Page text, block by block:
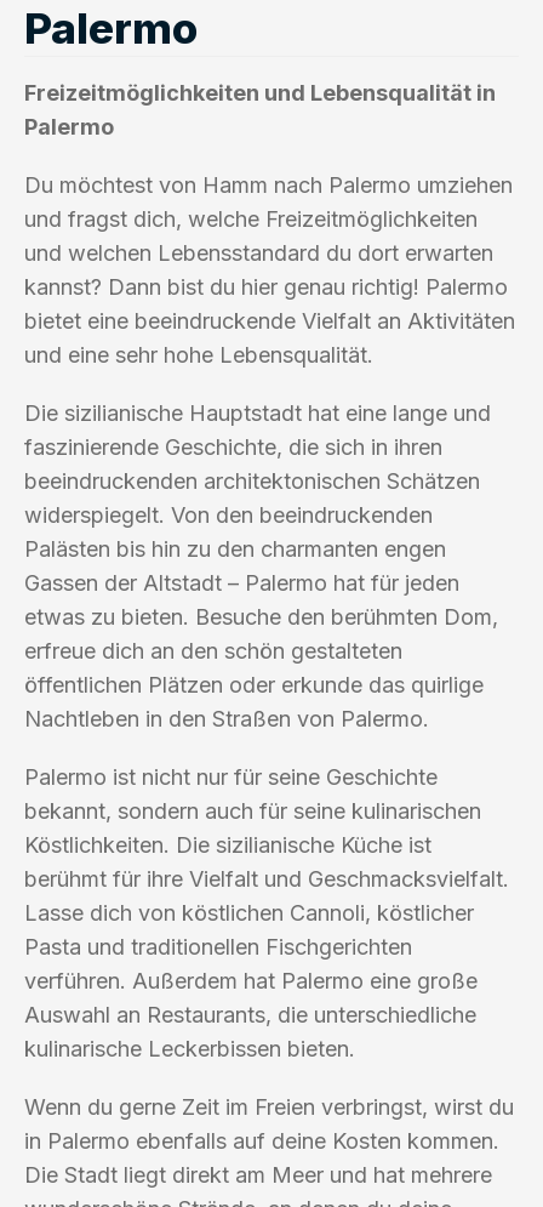
Palermo
Freizeitmöglichkeiten und Lebensqualität in
Palermo
Du möchtest von Hamm nach Palermo umziehen
und fragst dich, welche Freizeitmöglichkeiten
und welchen Lebensstandard du dort erwarten
kannst? Dann bist du hier genau richtig! Palermo
bietet eine beeindruckende Vielfalt an Aktivitäten
und eine sehr hohe Lebensqualität.
Die sizilianische Hauptstadt hat eine lange und
faszinierende Geschichte, die sich in ihren
beeindruckenden architektonischen Schätzen
widerspiegelt. Von den beeindruckenden
Palästen bis hin zu den charmanten engen
Gassen der Altstadt – Palermo hat für jeden
etwas zu bieten. Besuche den berühmten Dom,
erfreue dich an den schön gestalteten
öffentlichen Plätzen oder erkunde das quirlige
Nachtleben in den Straßen von Palermo.
Palermo ist nicht nur für seine Geschichte
bekannt, sondern auch für seine kulinarischen
Köstlichkeiten. Die sizilianische Küche ist
berühmt für ihre Vielfalt und Geschmacksvielfalt.
Lasse dich von köstlichen Cannoli, köstlicher
Pasta und traditionellen Fischgerichten
verführen. Außerdem hat Palermo eine große
Auswahl an Restaurants, die unterschiedliche
kulinarische Leckerbissen bieten.
Wenn du gerne Zeit im Freien verbringst, wirst du
in Palermo ebenfalls auf deine Kosten kommen.
Die Stadt liegt direkt am Meer und hat mehrere